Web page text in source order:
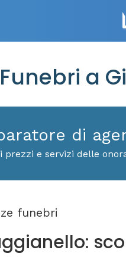
a
di
e servizi delle
funebri